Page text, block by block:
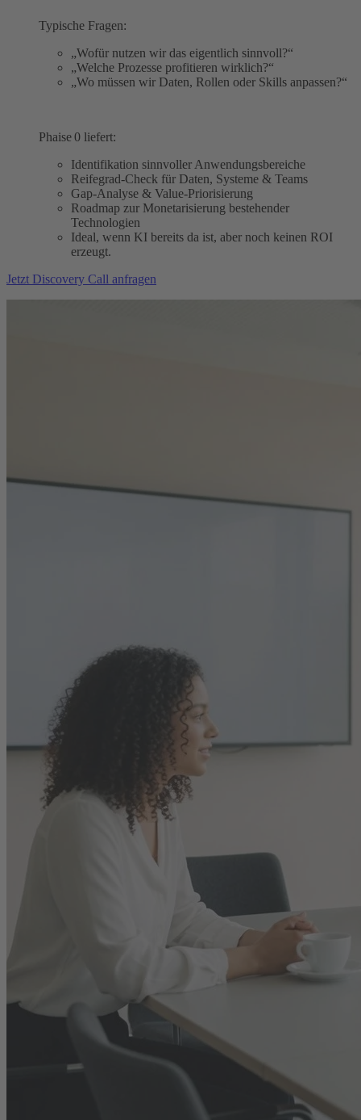
Typische Fragen:
„Wofür nutzen wir das eigentlich sinnvoll?“
„Welche Prozesse profitieren wirklich?“
„Wo müssen wir Daten, Rollen oder Skills anpassen?“
Phaise 0 liefert:
Identifikation sinnvoller Anwendungsbereiche
Reifegrad-Check für Daten, Systeme & Teams
Gap‑Analyse & Value‑Priorisierung
Roadmap zur Monetarisierung bestehender
Technologien
Ideal, wenn KI bereits da ist, aber noch keinen ROI
erzeugt.
Jetzt Discovery Call anfragen